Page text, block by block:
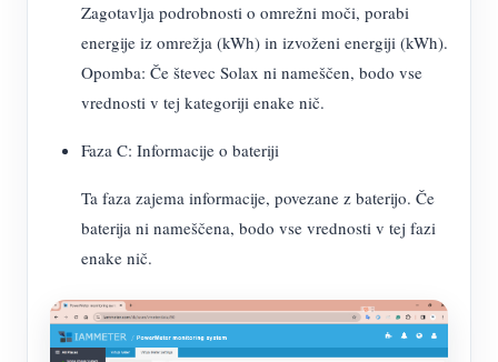
Zagotavlja podrobnosti o omrežni moči, porabi
energije iz omrežja (kWh) in izvoženi energiji (kWh).
Opomba: Če števec Solax ni nameščen, bodo vse
vrednosti v tej kategoriji enake nič.
Faza C: Informacije o bateriji
Ta faza zajema informacije, povezane z baterijo. Če
baterija ni nameščena, bodo vse vrednosti v tej fazi
enake nič.